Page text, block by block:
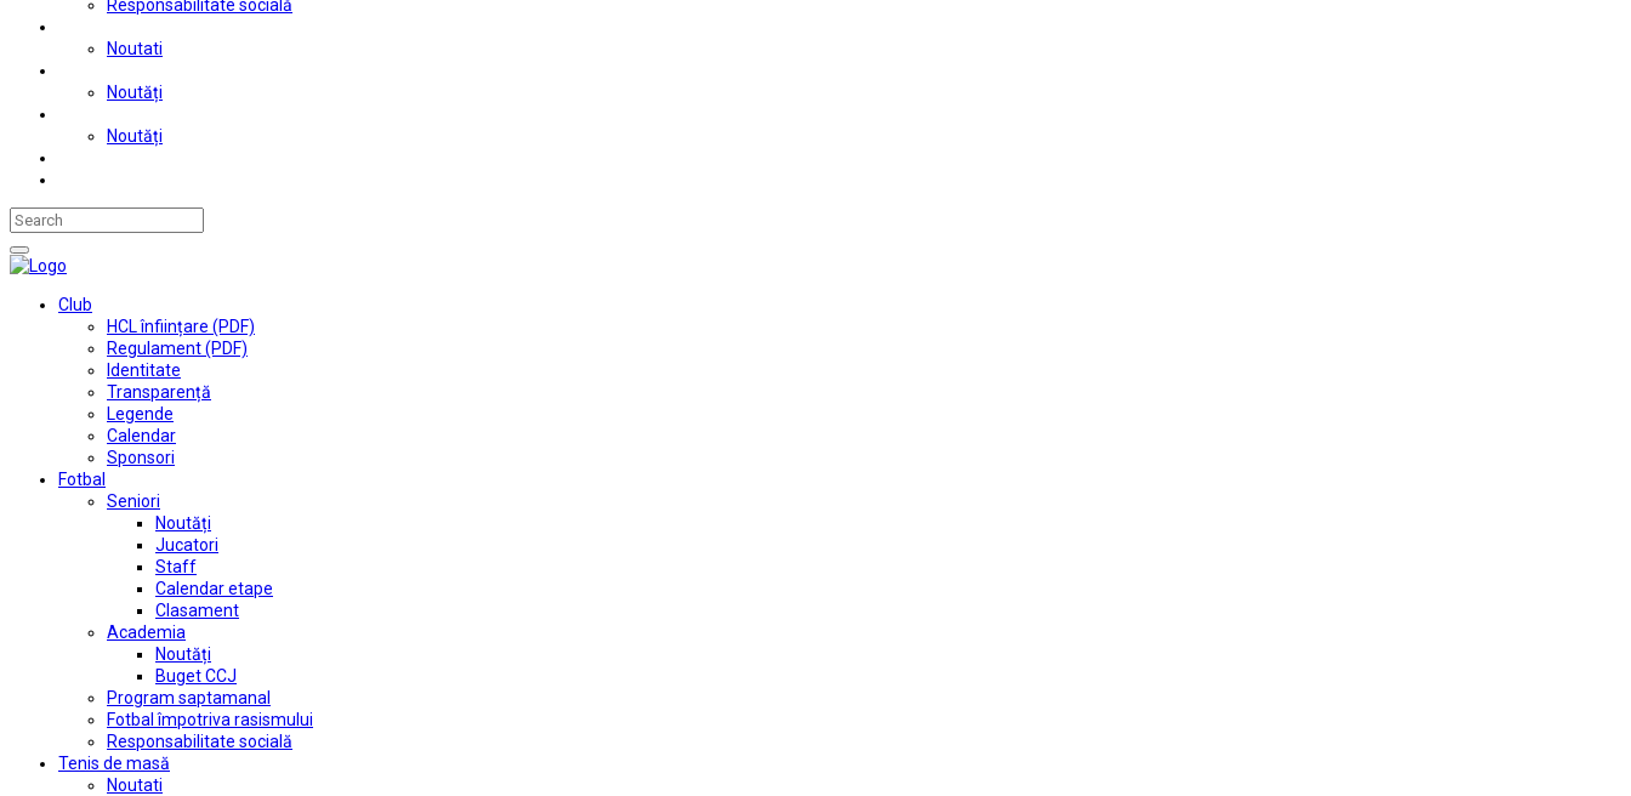
Responsabilitate socială
Noutati
Noutăți
Noutăți
Club
HCL înființare (PDF)
Regulament (PDF)
Identitate
Transparență
Legende
Calendar
Sponsori
Fotbal
Seniori
Noutăți
Jucatori
Staff
Calendar etape
Clasament
Academia
Noutăți
Buget CCJ
Program saptamanal
Fotbal împotriva rasismului
Responsabilitate socială
Tenis de masă
Noutati